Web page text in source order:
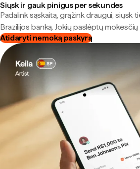
Siųsk ir gauk pinigus per sekundes
Padalink sąskaitą, grąžink draugui, siųsk
Brazilijos banką. Jokių paslėptų
Atidaryti nemoką paskyrą